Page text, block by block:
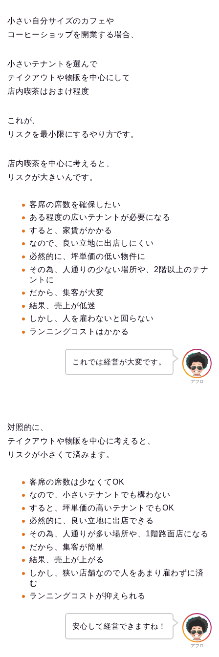
小さい自分サイズのカフェや
コーヒーショップを開業する場合、
小さいテナントを選んで
テイクアウトや物販を中心にして
店内喫茶はおまけ程度
これが、
リスクを最小限にするやり方です。
店内喫茶を中心に考えると、
リスクが大きいんです。
客席の席数を確保したい
ある程度の広いテナントが必要になる
すると、家賃がかかる
なので、良い立地に出店しにくい
必然的に、坪単価の低い物件に
その為、人通りの少ない場所や、2階以上のテナ
ントに
だから、集客が大変
結果、売上が低迷
しかし、人を雇わないと回らない
ランニングコストはかかる
アフロ
これでは経営が大変です。
対照的に、
テイクアウトや物販を中心に考えると、
リスクが小さくて済みます。
客席の席数は少なくてOK
なので、小さいテナントでも構わない
すると、坪単価の高いテナントでもOK
必然的に、良い立地に出店できる
その為、人通りが多い場所や、1階路面店になる
だから、集客が簡単
結果、売上が上がる
しかし、狭い店舗なので人をあまり雇わずに済
む
ランニングコストが抑えられる
アフロ
安心して経営できますね！